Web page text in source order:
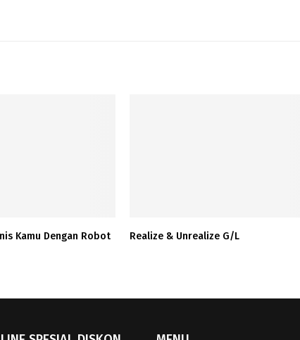
Kamu Dengan Robot
Realize & Unrealize G/L